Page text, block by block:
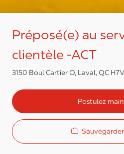
Préposé(e) au
clientèle -ACT
3150 Boul Cartier O, Laval, QC H7V
Postulez